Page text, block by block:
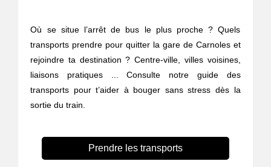
Où se situe l’arrêt de bus le plus proche ? Quels
transports prendre pour quitter la gare de Carnoles et
rejoindre ta destination ? Centre-ville, villes voisines,
liaisons pratiques ... Consulte notre guide des
transports pour t’aider à bouger sans stress dès la
sortie du train.
Prendre les transports